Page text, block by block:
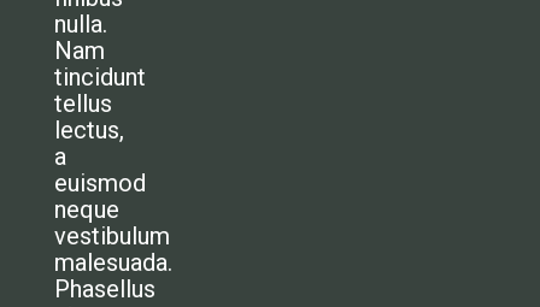
nulla.
Nam
tincidunt
tellus
lectus,
a
euismod
neque
vestibulum
malesuada.
Phasellus